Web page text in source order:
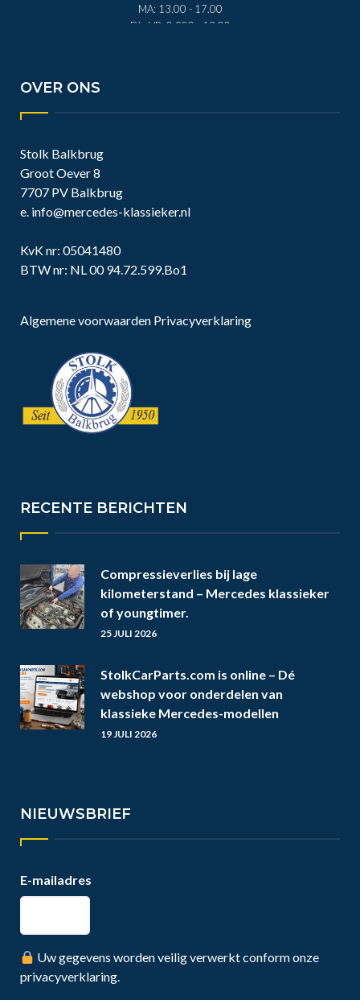
MA: 13.00 - 17.00
DI - VR: 0.900 - 12.00
OVER ONS
Stolk Balkbrug
Groot Oever 8
7707 PV Balkbrug
e. info@mercedes-klassieker.nl
KvK nr: 05041480
BTW nr: NL 00 94.72.599.Bo1
Algemene voorwaarden Privacyverklaring
RECENTE BERICHTEN
Compressieverlies bij lage
kilometerstand – Mercedes klassieker
of youngtimer.
25 JULI 2026
StolkCarParts.com is online – Dé
webshop voor onderdelen van
klassieke Mercedes-modellen
19 JULI 2026
NIEUWSBRIEF
E-mailadres
Uw gegevens worden veilig verwerkt conform onze
privacyverklaring.